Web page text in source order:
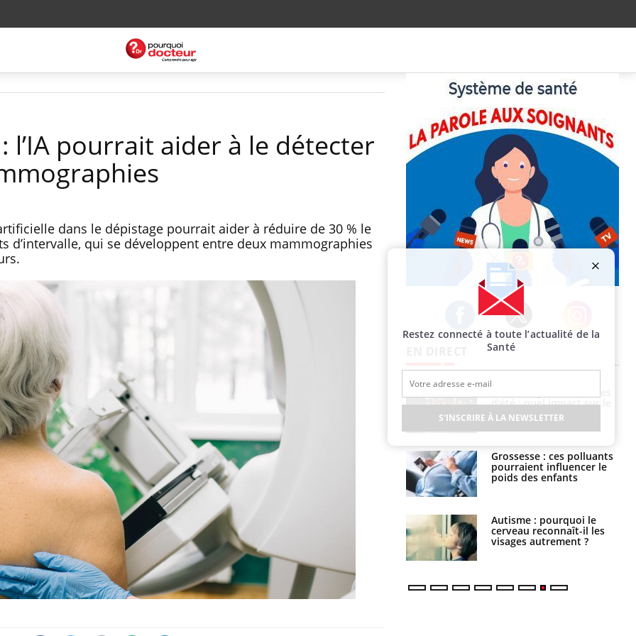
l’IA pourrait aider à le détecter
dans le dépistage pourrait aider à réduire de 30 % le
d’intervalle, qui se développent entre deux mammographies
Facebook Twitter Instagram
Comment gérer le
sommeil des enfants en
vacances ?
Bilan prévention : ce que
les kinés pourront
bientôt faire
TDAH : quel est ce
traitement autorisé aux
États-Unis ?
"madeleine de Proust"
enfin expliqué
d'été : quel impact sur le
sommeil ?
Grossesse : ces polluants
pourraient influencer le
poids des enfants
Autisme : pourquoi le
cerveau reconnaît-il les
visages autrement ?
Restez connecté à toute l’actualité de la
Santé
S'INSCRIRE À LA NEWSLETTER